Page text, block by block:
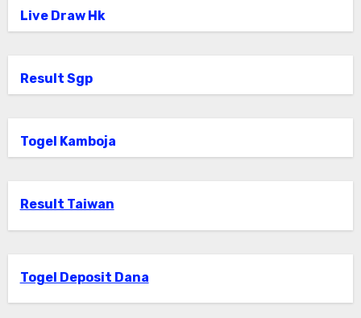
Live Draw Hk
Result Sgp
Togel Kamboja
Result Taiwan
Togel Deposit Dana